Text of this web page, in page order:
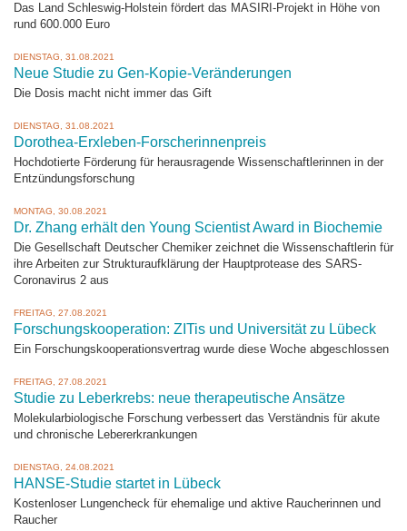
Das Land Schleswig-Holstein fördert das MASIRI-Projekt in Höhe von
rund 600.000 Euro
DIENSTAG, 31.08.2021
Neue Studie zu Gen-Kopie-Veränderungen
Die Dosis macht nicht immer das Gift
DIENSTAG, 31.08.2021
Dorothea-Erxleben-Forscherinnenpreis
Hochdotierte Förderung für herausragende Wissenschaftlerinnen in der
Entzündungsforschung
MONTAG, 30.08.2021
Dr. Zhang erhält den Young Scientist Award in Biochemie
Die Gesellschaft Deutscher Chemiker zeichnet die Wissenschaftlerin für
ihre Arbeiten zur Strukturaufklärung der Hauptprotease des SARS-
Coronavirus 2 aus
FREITAG, 27.08.2021
Forschungskooperation: ZITis und Universität zu Lübeck
Ein Forschungskooperationsvertrag wurde diese Woche abgeschlossen
FREITAG, 27.08.2021
Studie zu Leberkrebs: neue therapeutische Ansätze
Molekularbiologische Forschung verbessert das Verständnis für akute
und chronische Lebererkrankungen
DIENSTAG, 24.08.2021
HANSE-Studie startet in Lübeck
Kostenloser Lungencheck für ehemalige und aktive Raucherinnen und
Raucher